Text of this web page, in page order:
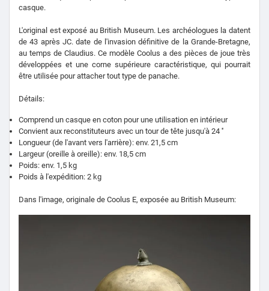
casque.
L'original est exposé au British Museum. Les archéologues la datent
de 43 après JC. date de l'invasion définitive de la Grande-Bretagne,
au temps de Claudius. Ce modèle Coolus a des pièces de joue très
développées et une corne supérieure caractéristique, qui pourrait
être utilisée pour attacher tout type de panache.
Détails:
Comprend un casque en coton pour une utilisation en intérieur
Convient aux reconstituteurs avec un tour de tête jusqu'à 24 ''
Longueur (de l'avant vers l'arrière): env. 21,5 cm
Largeur (oreille à oreille): env. 18,5 cm
Poids: env. 1,5 kg
Poids à l'expédition: 2 kg
Dans l'image, originale de Coolus E, exposée au British Museum: